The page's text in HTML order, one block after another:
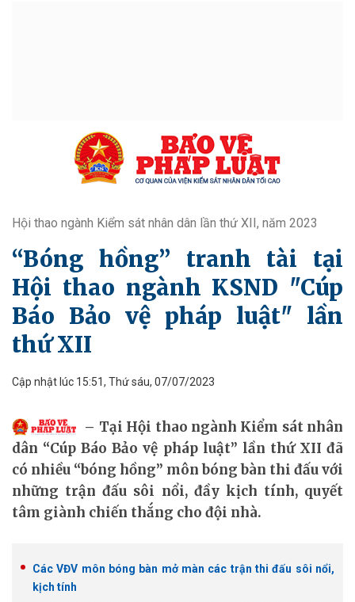
Hội thao ngành Kiểm sát nhân dân lần thứ XII, năm 2023
“Bóng hồng” tranh tài tại
Hội thao ngành KSND "Cúp
Báo Bảo vệ pháp luật" lần
thứ XII
Cập nhật lúc 15:51, Thứ sáu, 07/07/2023
Tại Hội thao ngành Kiểm sát nhân
dân “Cúp Báo Bảo vệ pháp luật” lần thứ XII đã
có nhiều “bóng hồng” môn bóng bàn thi đấu với
những trận đấu sôi nổi, đầy kịch tính, quyết
tâm giành chiến thắng cho đội nhà.
Các VĐV môn bóng bàn mở màn các trận thi đấu sôi nổi,
kịch tính